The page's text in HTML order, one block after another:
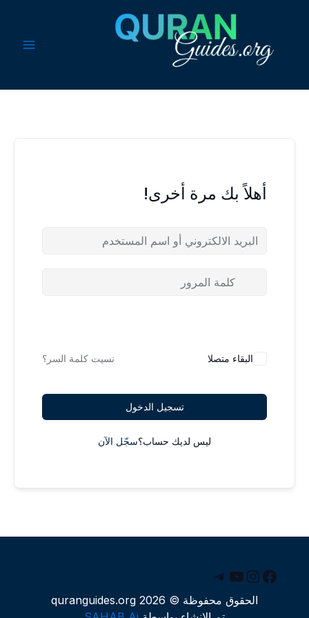
أهلاً بك مرة أخرى!
البقاء متصلا نسيت كلمة السر؟
تسجيل الدخول
ليس لديك حساب؟سجّل الآن
فيسبوكإنستجرام
يوتيوب
تيليجرام
الحقوق محفوظة © 2026 quranguides.org